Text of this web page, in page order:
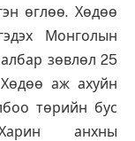
өглөө. Хөдөө
Монголын
зөвлөл 25
аж ахуйн
төрийн бус
Харин анхны